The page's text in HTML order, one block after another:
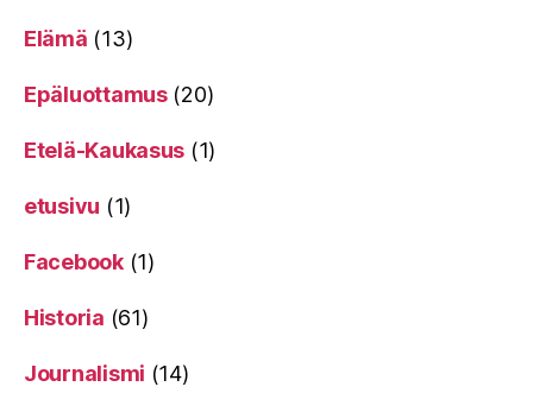
Elämä (13)
Epäluottamus(20)
Etelä-Kaukasus (1)
etusivu (1)
Facebook(1)
Historia (61)
Journalismi (14)